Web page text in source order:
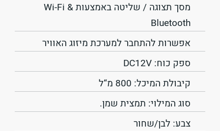
מסך תצוגה / שליטה באמצעות Wi-Fi &
Bluetooth
אפשרות להתחבר למערכת מיזוג האוויר
ספק כוח: DC12V
קיבולת המיכל: 800 מ“ל
סוג המילוי: תמצית שמן.
צבע: לבן/שחור